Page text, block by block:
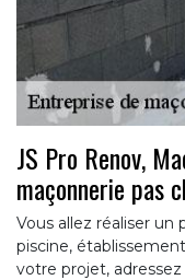
JS Pro Renov,
maçonnerie pas
Vous allez réaliser
piscine,
votre projet,